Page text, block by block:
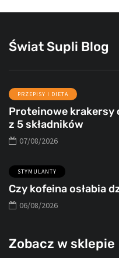
Świat Supli Blog
PRZEPISY I DIETA
Proteinowe krakersy
z 5 składników
07/08/2026
STYMULANTY
Czy kofeina osłabia
06/08/2026
Zobacz w sklepie